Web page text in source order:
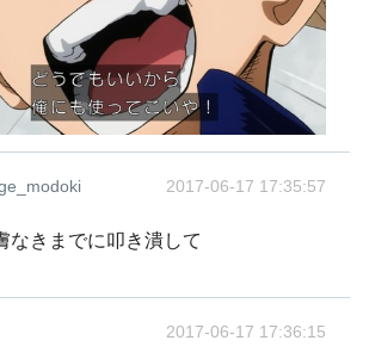
2017-06-17 17:35:57
なきまでに叩き潰して
2017-06-17 17:36:15